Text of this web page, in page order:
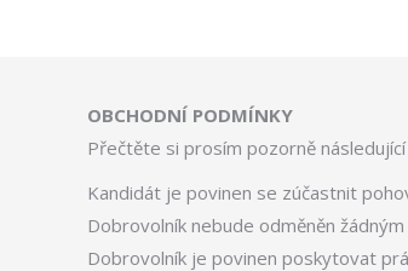
OBCHODNÍ PODMÍNKY
Přečtěte si prosím pozorně
Kandidát je povinen se zúčastnit
Dobrovolník nebude odměněn
Dobrovolník je povinen poskytovat